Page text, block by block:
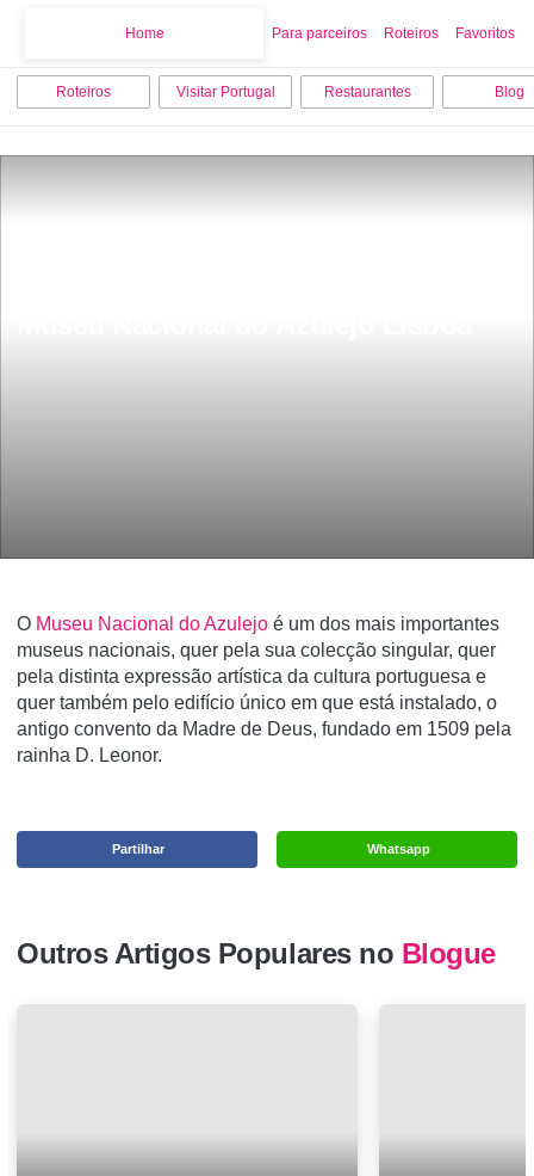
Home Para parceiros Roteiros Favoritos
Roteiros Visitar Portugal Restaurantes Blog
O Museu Nacional do Azulejo é um dos mais importantes
museus nacionais, quer pela sua colecção singular, quer
pela distinta expressão artística da cultura portuguesa e
quer também pelo edifício único em que está instalado, o
antigo convento da Madre de Deus, fundado em 1509 pela
rainha D. Leonor.
Whatsapp
Partilhar
Outros Artigos Populares no Blogue